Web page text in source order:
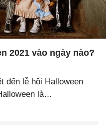
2021 vào ngày nào?
đến lễ hội Halloween
là…